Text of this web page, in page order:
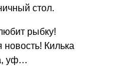
стол.
рыбку!
Килька
уф…